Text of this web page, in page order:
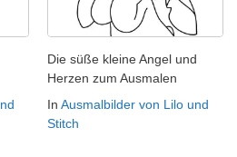
Die süße kleine Angel und
Herzen zum Ausmalen
In Ausmalbilder von Lilo und
Stitch